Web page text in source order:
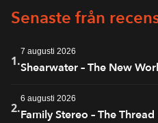
Senaste från
1.
7 augusti 2026
Shearwater – The New
2.
6 augusti 2026
Family Stereo – The Thread